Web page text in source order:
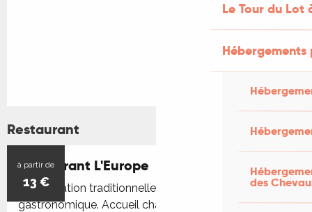
Le Tour du Lot
des
Restaurant
à partir de
13 €
Restaurant L'Europe
"Restauration traditionnelle, familiale et
gastronomique. Accueil chaleureux. Grande salle de